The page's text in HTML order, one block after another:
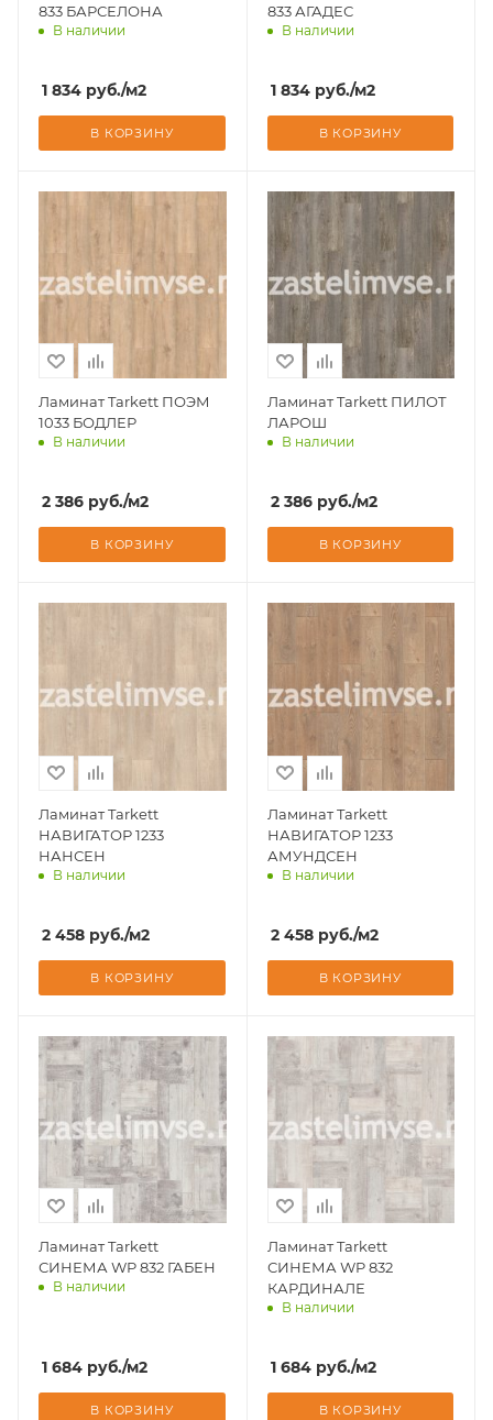
833 БАРСЕЛОНА
В наличии
1 834 руб./м2
В КОРЗИНУ
833 АГАДЕС
В наличии
1 834руб./м2
В КОРЗИНУ
Ламинат Tarkett ПОЭМ
1033 БОДЛЕР
В наличии
2 386 руб./м2
В КОРЗИНУ
Ламинат Tarkett ПИЛОТ
ЛАРОШ
В наличии
2 386руб./м2
В КОРЗИНУ
Ламинат Tarkett
НАВИГАТОР 1233
НАНСЕН
В наличии
2 458 руб./м2
В КОРЗИНУ
Ламинат Tarkett
НАВИГАТОР 1233
АМУНДСЕН
В наличии
2 458руб./м2
В КОРЗИНУ
Ламинат Tarkett
СИНЕМА WP 832 ГАБЕН
В наличии
1 684 руб./м2
В КОРЗИНУ
Ламинат Tarkett
СИНЕМА WP 832
КАРДИНАЛЕ
В наличии
1 684руб./м2
В КОРЗИНУ